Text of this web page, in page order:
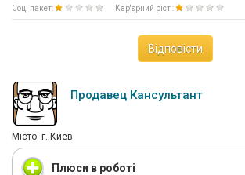
Соц. пакет:
Кар'єрний ріст :
Відповісти
Продавец Кансультант
Мiсто: г. Киев
Плюси в роботі